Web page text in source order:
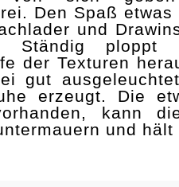
Den Spaß
und
Ständig
der Texturen
gut
erzeugt. Die
kann
und